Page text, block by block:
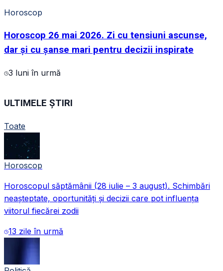
Horoscop
Horoscop 26 mai 2026. Zi cu tensiuni ascunse,
dar și cu șanse mari pentru decizii inspirate
3 luni în urmă
ULTIMELE ȘTIRI
Toate
Horoscop
Horoscopul săptămânii (28 iulie – 3 august). Schimbări
neașteptate, oportunități și decizii care pot influența
viitorul fiecărei zodii
13 zile în urmă